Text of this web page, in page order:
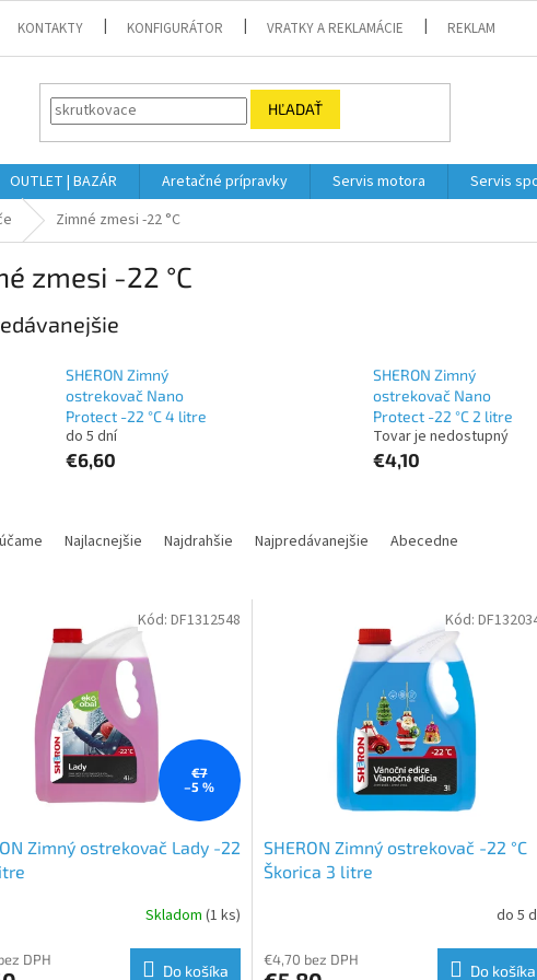
KONTAKTY KONFIGURÁTOR VRATKY A REKLAMÁCIE REKLAMAČNÝ
HĽADAŤ
OUTLET | BAZÁR Aretačné prípravky Servis motora Servis
Zimné zmesi -22 °C
zmesi -22 °C
SHERON Zimný
ostrekovač Nano
Protect -22 °C 4 litre
do 5 dní
€6,60
SHERON Zimný
ostrekovač Nano
Protect -22 °C 2 litre
Tovar je nedostupný
€4,10
Najlacnejšie Najdrahšie Najpredávanejšie Abecedne
€7
–5 %
Zimný ostrekovač Lady -22
Skladom (1 ks)
DPH
Do košíka
Kód: DF1312548
SHERON Zimný ostrekovač -22 °C
Škorica 3 litre
do 5
€4,70 bez DPH
Do košíka
Kód: